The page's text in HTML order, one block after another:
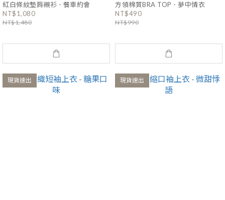
紅白條紋墊肩襯衫 - 餐車約會
NT$1,080
NT$1,480
方領棉質BRA TOP - 夢中情衣
NT$490
NT$990
現貨速出 現貨速出